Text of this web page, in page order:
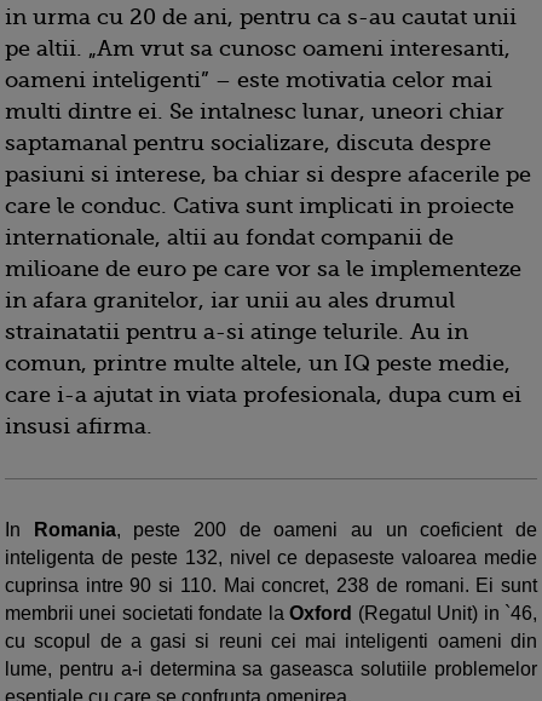
in urma cu 20 de ani, pentru ca s-au cautat unii
pe altii. „Am vrut sa cunosc oameni interesanti,
oameni inteligenti” – este motivatia celor mai
multi dintre ei. Se intalnesc lunar, uneori chiar
saptamanal pentru socializare, discuta despre
pasiuni si interese, ba chiar si despre afacerile pe
care le conduc. Cativa sunt implicati in proiecte
internationale, altii au fondat companii de
milioane de euro pe care vor sa le implementeze
in afara granitelor, iar unii au ales drumul
strainatatii pentru a-si atinge telurile. Au in
comun, printre multe altele, un IQ peste medie,
care i-a ajutat in viata profesionala, dupa cum ei
insusi afirma.
In Romania, peste 200 de oameni au un coeficient de
inteligenta de peste 132, nivel ce depaseste valoarea medie
cuprinsa intre 90 si 110. Mai concret, 238 de romani. Ei sunt
membrii unei societati fondate laOxford (Regatul Unit) in `46,
cu scopul de a gasi si reuni cei mai inteligenti oameni din
lume, pentru a-i determina sa gaseasca solutiile problemelor